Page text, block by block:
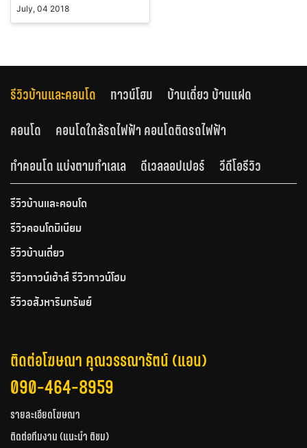
July, 04 2018
รีวิวบ้านและคอนโด ทาวน์โฮม
บ้านเดี่ยว บ้านแฝด
คอนโด
คอนโดใกล้รถไฟฟ้า คอนโดติดรถไฟฟ้า
ทำคอนโด แบ่งตามทำเลเล
ดีเวลลอปเปอร์ วีดีโอรีวิว
รีวิวบ้านและคอนโด
รีวิวคอนโดมิเนียม
รีวิวบ้านเดี่ยว
รีวิวทาวน์เฮ้าส์ รีวิวทาวน์โฮม
รีวิวอสังหาริมทรัพย์
ติดต่อโฆษณา คุณวรรณารัตน์ (แอน)
090-464-8959
รายละเอียดโฆษณา
ติดต่อทีมงาน (แนะนำ ติชม)